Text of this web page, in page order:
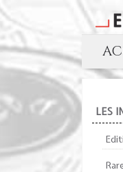
LES